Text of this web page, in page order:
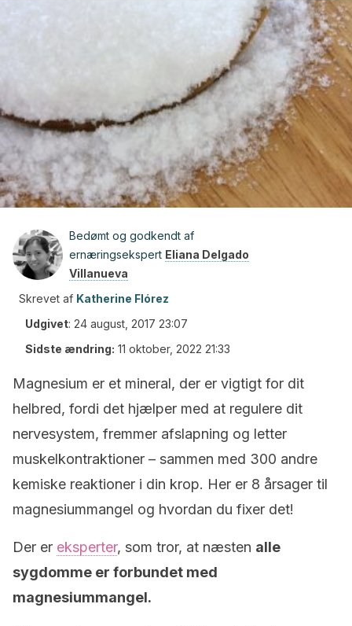
Bedømt og godkendt af
ernæringsekspert Eliana Delgado
Villanueva
Skrevet af Katherine Flórez
Udgivet: 24 august, 2017 23:07
Sidste ændring: 11 oktober, 2022 21:33
Magnesium er et mineral, der er vigtigt for dit
helbred, fordi det hjælper med at regulere dit
nervesystem, fremmer afslapning og letter
muskelkontraktioner – sammen med 300 andre
kemiske reaktioner i din krop. Her er 8 årsager til
magnesiummangel og hvordan du fixer det!
Der er eksperter, som tror, at næsten alle
sygdomme er forbundet med
magnesiummangel.